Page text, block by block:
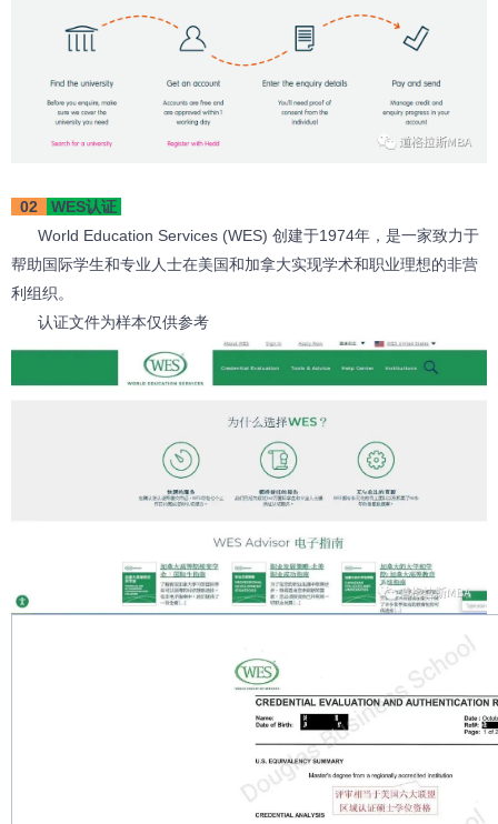
02
WES认证
World Education Services (WES) 创建于1974年，是一家致力于
帮助国际学生和专业人士在美国和加拿大实现学术和职业理想的非营
利组织。
认证文件为样本仅供参考